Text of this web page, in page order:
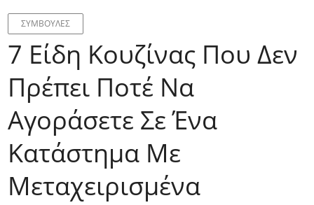
ΣΥΜΒΟΥΛΕΣ
7 Είδη Κουζίνας Που Δεν
Πρέπει Ποτέ Να
Αγοράσετε Σε Ένα
Κατάστημα Με
Μεταχειρισμένα